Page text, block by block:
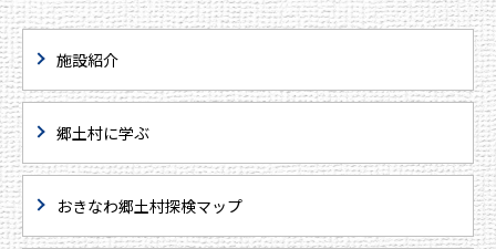
施設紹介
郷土村に学ぶ
おきなわ郷土村探検マップ